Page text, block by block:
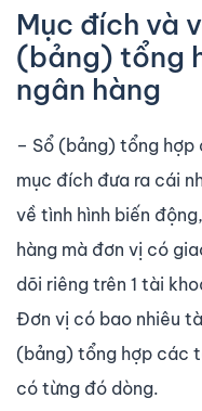
Mục đích và
(bảng) tổng
ngân hàng
– Sổ (bảng) tổng hợp
mục đích đưa ra cái
về tình hình biến
hàng mà đơn vị có
dõi riêng trên 1 tài
Đơn vị có bao nhiêu
(bảng) tổng hợp các
có từng đó dòng.